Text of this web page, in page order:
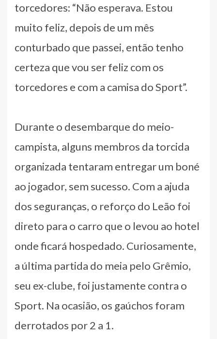
torcedores: “Não esperava. Estou
muito feliz, depois de um mês
conturbado que passei, então tenho
certeza que vou ser feliz com os
torcedores e com a camisa do Sport”.
Durante o desembarque do meio-
campista, alguns membros da torcida
organizada tentaram entregar um boné
ao jogador, sem sucesso. Com a ajuda
dos seguranças, o reforço do Leão foi
direto para o carro que o levou ao hotel
onde ficará hospedado. Curiosamente,
a última partida do meia pelo Grêmio,
seu ex-clube, foi justamente contra o
Sport. Na ocasião, os gaúchos foram
derrotados por 2 a 1.